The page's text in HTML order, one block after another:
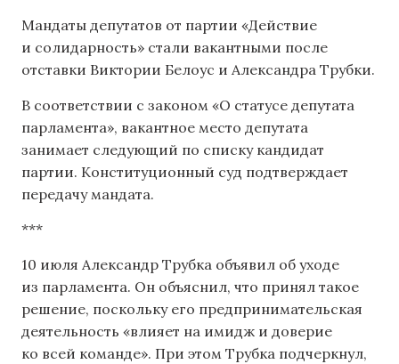
Мандаты депутатов от партии «Действие
и солидарность» стали вакантными после
отставки Виктории Белоус и Александра Трубки.
В соответствии с законом «О статусе депутата
парламента», вакантное место депутата
занимает следующий по списку кандидат
партии. Конституционный суд подтверждает
передачу мандата.
***
10 июля Александр Трубка объявил об уходе
из парламента. Он объяснил, что принял такое
решение, поскольку его предпринимательская
деятельность «влияет на имидж и доверие
ко всей команде». При этом Трубка подчеркнул,